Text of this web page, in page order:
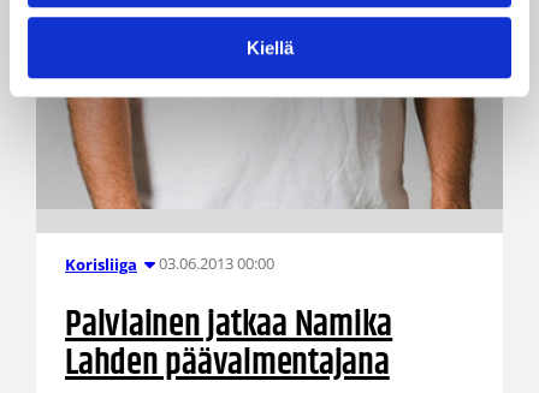
Kiellä
Korisliiga 03.06.2013 00:00
Palviainen jatkaa Namika
Lahden päävalmentajana